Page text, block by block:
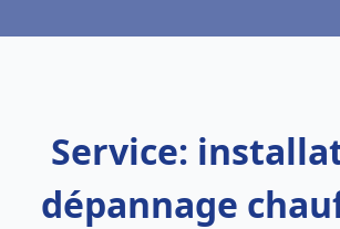
Service:
dépannage